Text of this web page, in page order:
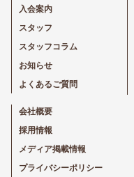
入会案内
スタッフ
スタッフコラム
お知らせ
よくあるご質問
会社概要
採用情報
メディア掲載情報
プライバシーポリシー